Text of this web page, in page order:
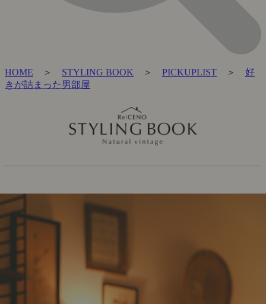
HOME ＞ STYLING BOOK ＞ PICKUPLIST ＞ 好
きが詰まった男部屋